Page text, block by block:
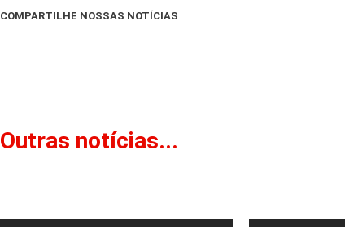
COMPARTILHE NOSSAS NOTÍCIAS
Outras notícias...